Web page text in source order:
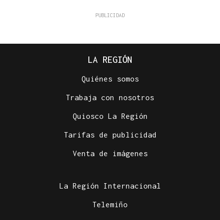
LA REGIÓN
Quiénes somos
Trabaja con nosotros
Quiosco La Región
Tarifas de publicidad
Venta de imágenes
La Región Internacional
Telemiño